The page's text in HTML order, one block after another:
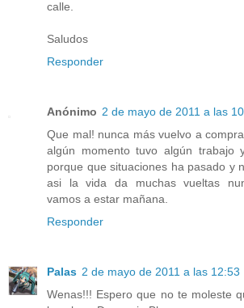
calle.
Saludos
Responder
Anónimo 2 de mayo de 2011 a las
Que mal! nunca más vuelvo a
algún momento tuvo algún trabajo
porque que situaciones ha pasado y
asi la vida da muchas vueltas
vamos a estar mañana.
Responder
Palas 2 de mayo de 2011 a las 12:53
Wenas!!! Espero que no te moleste